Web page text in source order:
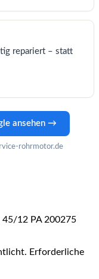
repariert – statt
ansehen →
rohrmotor.de
45/12 PA 200275
Erforderliche